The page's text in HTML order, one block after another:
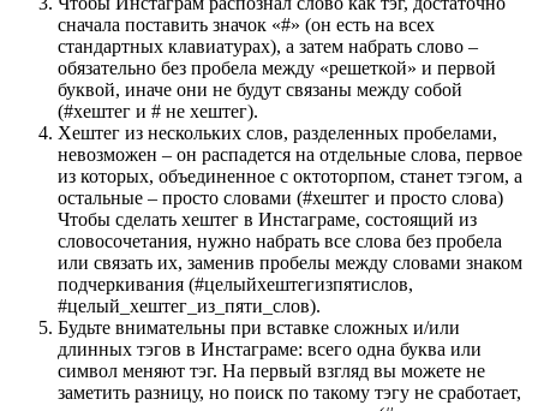
сначала поставить значок «#» (он есть на всех
стандартных клавиатурах), а затем набрать слово –
обязательно без пробела между «решеткой» и первой
буквой, иначе они не будут связаны между собой
(#хештег и # не хештег).
Хештег из нескольких слов, разделенных пробелами,
невозможен – он распадется на отдельные слова, первое
из которых, объединенное с октоторпом, станет тэгом, а
остальные – просто словами (#хештег и просто слова)
Чтобы сделать хештег в Инстаграме, состоящий из
словосочетания, нужно набрать все слова без пробела
или связать их, заменив пробелы между словами знаком
подчеркивания (#целыйхештегизпятислов,
#целый_хештег_из_пяти_слов).
Будьте внимательны при вставке сложных и/или
длинных тэгов в Инстаграме: всего одна буква или
символ меняют тэг. На первый взгляд вы можете не
заметить разницу, но поиск по такому тэгу не сработает,